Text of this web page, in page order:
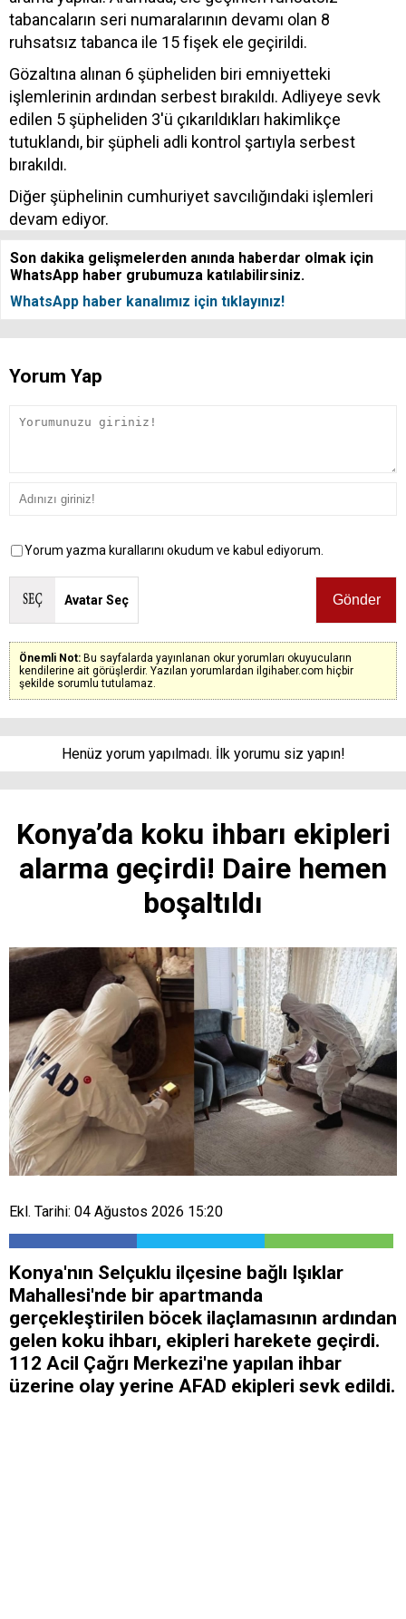
tabancaların seri numaralarının devamı olan 8
ruhsatsız tabanca ile 15 fişek ele geçirildi.
Gözaltına alınan 6 şüpheliden biri emniyetteki
işlemlerinin ardından serbest bırakıldı. Adliyeye sevk
edilen 5 şüpheliden 3'ü çıkarıldıkları hakimlikçe
tutuklandı, bir şüpheli adli kontrol şartıyla serbest
bırakıldı.
Diğer şüphelinin cumhuriyet savcılığındaki işlemleri
devam ediyor.
Son dakika gelişmelerden anında haberdar olmak için
WhatsApp haber grubumuza katılabilirsiniz.
WhatsApp haber kanalımız için tıklayınız!
Yorum Yap
Yorum yazma kurallarını okudum ve kabul ediyorum.
Avatar Seç
Önemli Not: Bu sayfalarda yayınlanan okur yorumları okuyucuların
kendilerine ait görüşlerdir. Yazılan yorumlardan ilgihaber.com hiçbir
şekilde sorumlu tutulamaz.
Henüz yorum yapılmadı. İlk yorumu siz yapın!
Konya’da koku ihbarı ekipleri
alarma geçirdi! Daire hemen
boşaltıldı
Ekl. Tarihi: 04 Ağustos 2026 15:20
Konya'nın Selçuklu ilçesine bağlı Işıklar
Mahallesi'nde bir apartmanda
gerçekleştirilen böcek ilaçlamasının ardından
gelen koku ihbarı, ekipleri harekete geçirdi.
112 Acil Çağrı Merkezi'ne yapılan ihbar
üzerine olay yerine AFAD ekipleri sevk edildi.